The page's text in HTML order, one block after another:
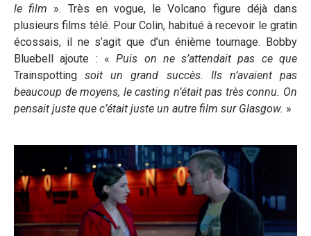
le film ». Très en vogue, le Volcano figure déjà dans
plusieurs films télé. Pour Colin, habitué à recevoir le gratin
écossais, il ne s’agit que d’un énième tournage. Bobby
Bluebell ajoute : «Puis on ne s’attendait pas ce que
Trainspotting soit un grand succès. Ils n’avaient pas
beaucoup de moyens, le casting n’était pas très connu. On
pensait juste que c’était juste un autre film sur Glasgow. »